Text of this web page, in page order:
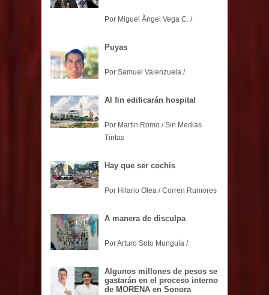
Por Miguel Ãngel Vega C. /
Puyas
Por Samuel Valenzuela /
Al fin edificarán hospital
Por Martin Romo / Sin Medias
Tintas
Hay que ser cochis
Por Hilario Olea / Corren Rumores
A manera de disculpa
Por Arturo Soto Munguía /
Algunos millones de pesos se
gastarán en el proceso interno
de MORENA en Sonora